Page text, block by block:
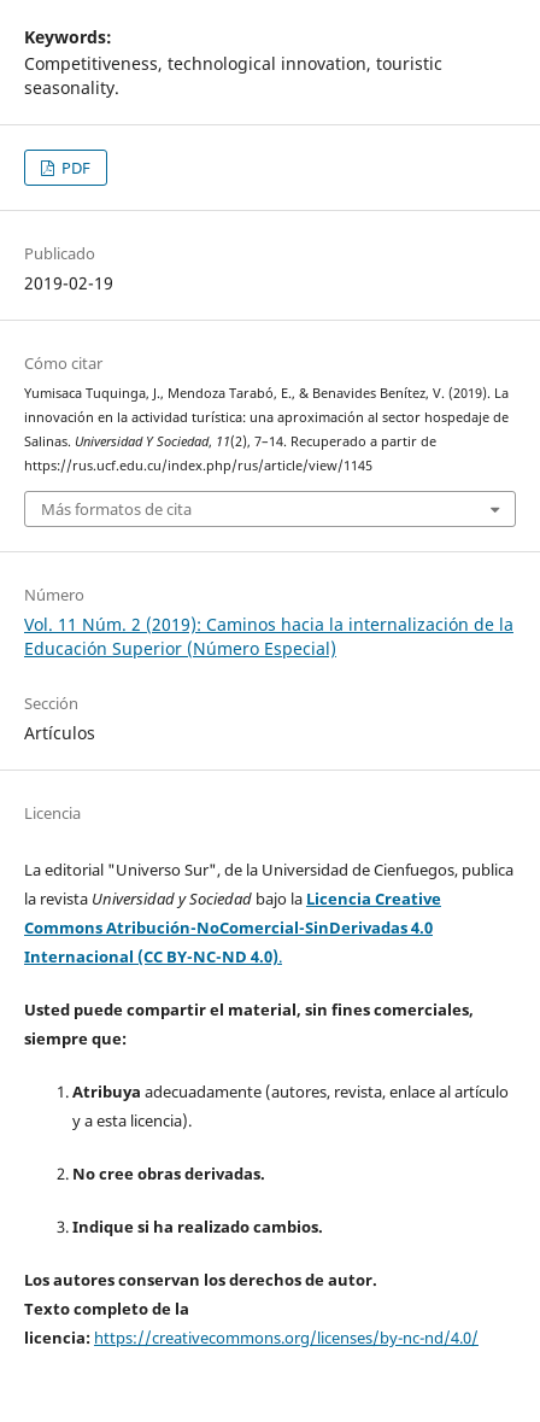
Keywords:
Competitiveness, technological innovation, touristic
seasonality.
PDF
Publicado
2019-02-19
Cómo citar
Yumisaca Tuquinga, J., Mendoza Tarabó, E., & Benavides Benítez, V. (2019). La
innovación en la actividad turística: una aproximación al sector hospedaje de
Salinas. Universidad Y Sociedad, 11(2), 7–14. Recuperado a partir de
https://rus.ucf.edu.cu/index.php/rus/article/view/1145
Más formatos de cita
Número
Vol. 11 Núm. 2 (2019): Caminos hacia la internalización de la
Educación Superior (Número Especial)
Sección
Artículos
Licencia
La editorial "Universo Sur", de la Universidad de Cienfuegos, publica
la revista Universidad y Sociedad bajo la Licencia Creative
Commons Atribución-NoComercial-SinDerivadas 4.0
Internacional (CC BY-NC-ND 4.0).
Usted puede compartir el material, sin fines comerciales,
siempre que:
Atribuya adecuadamente (autores, revista, enlace al artículo
y a esta licencia).
No cree obras derivadas.
Indique si ha realizado cambios.
Los autores conservan los derechos de autor.
Texto completo de la
licencia: https://creativecommons.org/licenses/by-nc-nd/4.0/